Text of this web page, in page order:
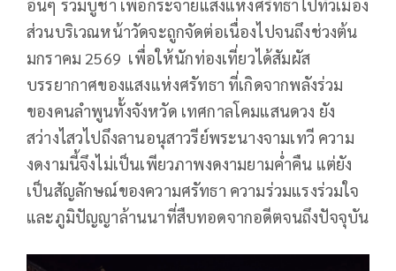
อื่นๆ ร่วมบูชา เพื่อกระจายแสงแห่งศรัทธาไปทั่วเมือง
ส่วนบริเวณหน้าวัดจะถูกจัดต่อเนื่องไปจนถึงช่วงต้น
มกราคม 2569 เพื่อให้นักท่องเที่ยวได้สัมผัส
บรรยากาศของแสงแห่งศรัทธา ที่เกิดจากพลังร่วม
ของคนลำพูนทั้งจังหวัด เทศกาลโคมแสนดวง ยัง
สว่างไสวไปถึงลานอนุสาวรีย์พระนางจามเทวี ความ
งดงามนี้จึงไม่เป็นเพียวภาพงดงามยามค่ำคืน แต่ยัง
เป็นสัญลักษณ์ของความศรัทธา ความร่วมแรงร่วมใจ
และภูมิปัญญาล้านนาที่สืบทอดจากอดีตจนถึงปัจจุบัน